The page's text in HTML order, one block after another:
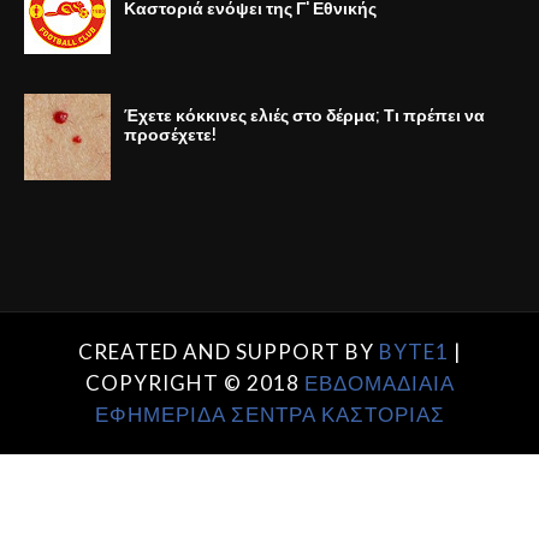
Καστοριά ενόψει της Γ' Εθνικής
Έχετε κόκκινες ελιές στο δέρμα; Τι πρέπει να
προσέχετε!
CREATED AND SUPPORT BY BYTE1 |
COPYRIGHT © 2018 ΕΒΔΟΜΑΔΙΑΙΑ
ΕΦΗΜΕΡΙΔΑ ΣΕΝΤΡΑ ΚΑΣΤΟΡΙΑΣ